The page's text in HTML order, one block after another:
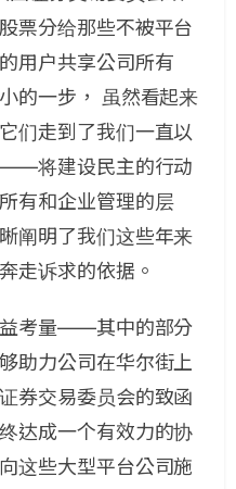
票分给那些不被平台
用户共享公司所有
的一步， 虽然看起来
们走到了我们一直以
将建设民主的行动
有和企业管理的层
阐明了我们这些年来
走诉求的依据。
考量——其中的部分
助力公司在华尔街上
券交易委员会的致函
达成一个有效力的协
这些大型平台公司施